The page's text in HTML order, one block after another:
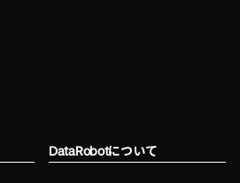
DataRobotについて